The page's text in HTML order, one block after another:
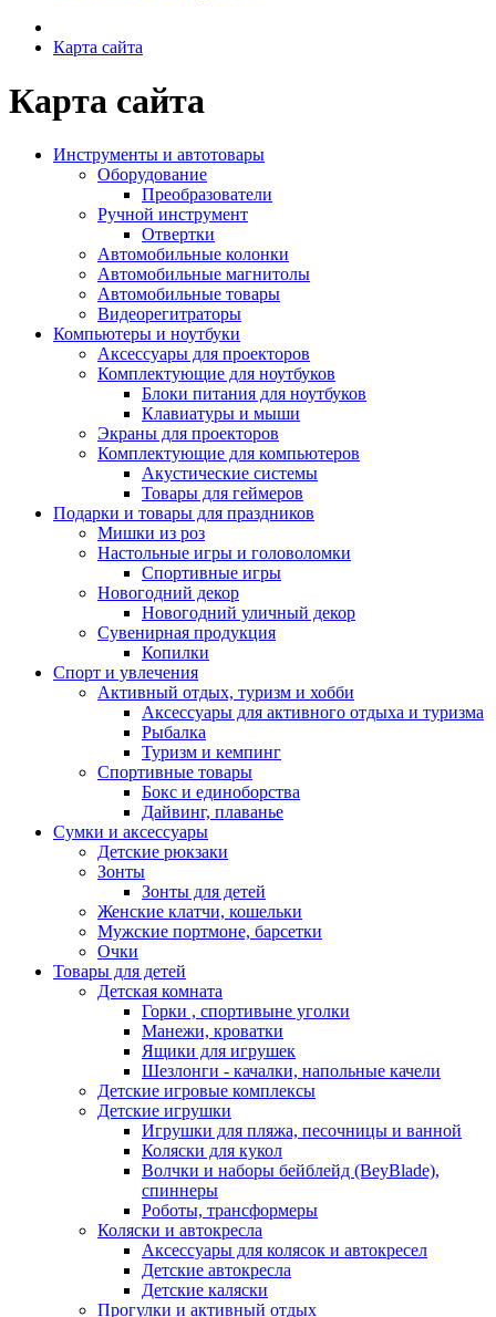
Карта сайта
Карта сайта
Инструменты и автотовары
Оборудование
Преобразователи
Ручной инструмент
Отвертки
Автомобильные колонки
Автомобильные магнитолы
Автомобильные товары
Видеорегитраторы
Компьютеры и ноутбуки
Аксессуары для проекторов
Комплектующие для ноутбуков
Блоки питания для ноутбуков
Клавиатуры и мыши
Экраны для проекторов
Комплектующие для компьютеров
Акустические системы
Товары для геймеров
Подарки и товары для праздников
Мишки из роз
Настольные игры и головоломки
Спортивные игры
Новогодний декор
Новогодний уличный декор
Сувенирная продукция
Копилки
Спорт и увлечения
Активный отдых, туризм и хобби
Аксессуары для активного отдыха и туризма
Рыбалка
Туризм и кемпинг
Спортивные товары
Бокс и единоборства
Дайвинг, плаванье
Сумки и аксессуары
Детские рюкзаки
Зонты
Зонты для детей
Женские клатчи, кошельки
Мужские портмоне, барсетки
Очки
Товары для детей
Детская комната
Горки , спортивыне уголки
Манежи, кроватки
Ящики для игрушек
Шезлонги - качалки, напольные качели
Детские игровые комплексы
Детские игрушки
Игрушки для пляжа, песочницы и ванной
Коляски для кукол
Волчки и наборы бейблейд (BeyBlade),
спиннеры
Роботы, трансформеры
Коляски и автокресла
Аксессуары для колясок и автокресел
Детские автокресла
Детские каляски
Прогулки и активный отдых